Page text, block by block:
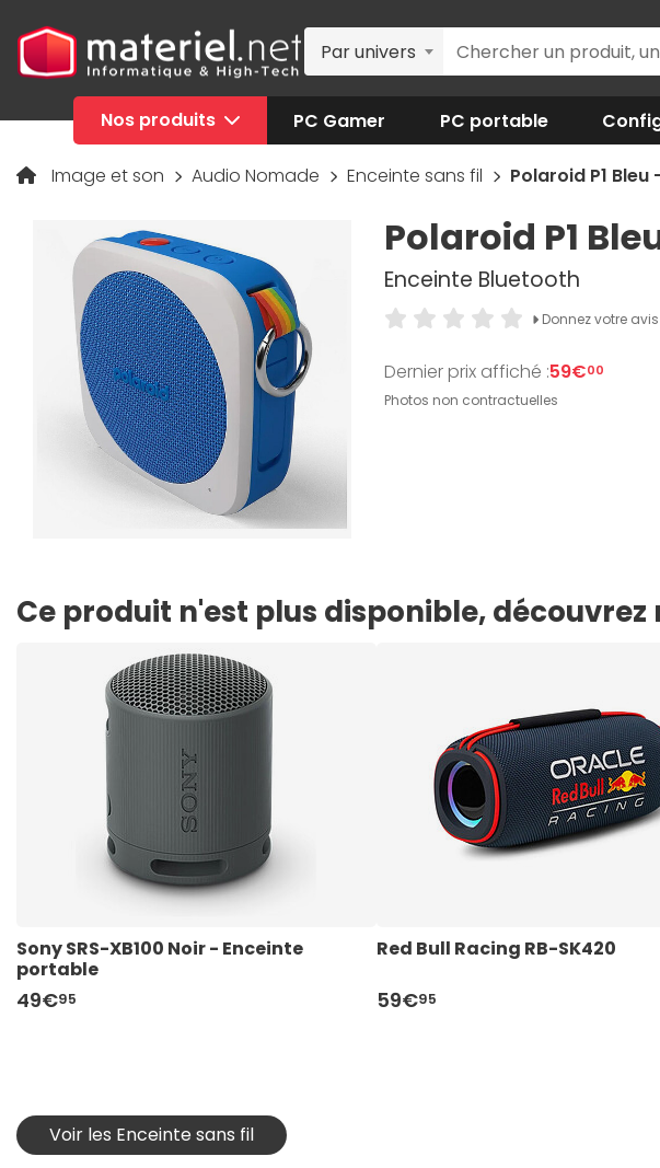
Par univers
Nos produits PC Gamer PC portable
Image et son Audio Nomade Enceinte sans fil Polaroid P1
Polaroid P1
Enceinte Bluetooth
Donnez votre avis
Dernier prix affiché :59€00
Photos non contractuelles
Ce produit n'est plus disponible, découvrez
Sony SRS-XB100 Noir - Enceinte
portable
49€95
Red Bull Racing RB-SK420
59€95
Voir les Enceinte sans fil